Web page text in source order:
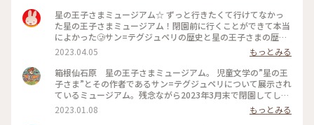
星の王子さまミュージアム☆ ずっと行きたくて行けてなかっ
た星の王子さまミュージアム！閉園前に行くことができて本当
によかった🥲サン=テグジュペリの歴史と星の王子さまの歴史
がぎゅっと詰まっているミュージアム☆もう行くことができな
いのが本当に残念すぎる‥とーっても素敵なミュージアムでし
た！ #私のことりっぷ旅 #箱根 #日帰り旅 #星の王子さまミュ
ージアム #星の王子さま #神奈川
2023.04.05
もっとみる
箱根仙石原 星の王子さまミュージアム。 児童文学の”星の王
子さま”とその作者であるサン=テグジュペリについて展示され
ているミュージアム。残念ながら2023年3月末で閉園してしま
います。 1月9日までロマンティック・スターリー・ウィンタ
ーが開催中で園内のクリスマスツリーのライトアップがとても
2023.01.08
もっとみる